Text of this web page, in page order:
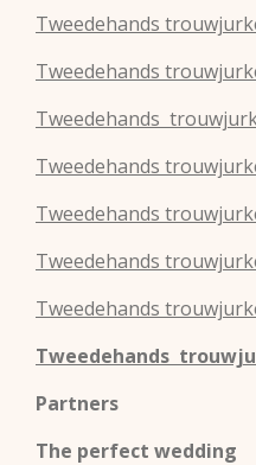
Tweedehands
Tweedehands
Tweedehands
Tweedehands
Tweedehands
Tweedehands
Tweedehands
Tweedehands
Partners
The perfect wedding